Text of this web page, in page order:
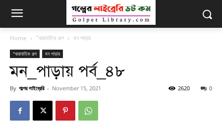
Home "ধারাবাহিক গল্প মন পাড়ায়
"ধারাবাহিক গল্প মন পাড়ায়
মন_পাড়ায় পর্ব_৪৮
By গল্পের লাইব্রেরি - November 15, 2021 0
2620